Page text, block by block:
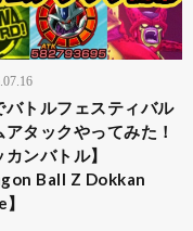
バトルフェスティバル
アタックやってみた！
カンバトル】
Ball Z Dokkan